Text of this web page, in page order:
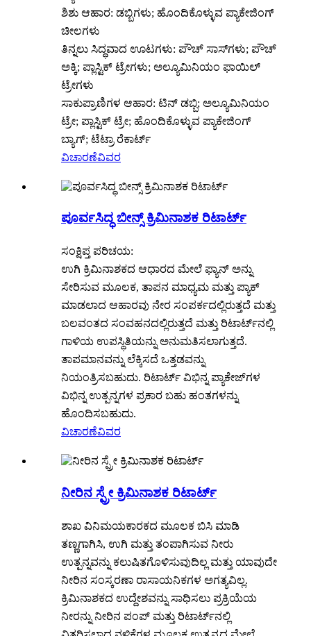
ಶಿಶು ಆಹಾರ: ಡಬ್ಬಿಗಳು; ಹೊಂದಿಕೊಳ್ಳುವ ಪ್ಯಾಕೇಜಿಂಗ್
ಚೀಲಗಳು
ತಿನ್ನಲು ಸಿದ್ಧವಾದ ಊಟಗಳು: ಪೌಚ್ ಸಾಸ್‌ಗಳು; ಪೌಚ್
ಅಕ್ಕಿ; ಪ್ಲಾಸ್ಟಿಕ್ ಟ್ರೇಗಳು; ಅಲ್ಯೂಮಿನಿಯಂ ಫಾಯಿಲ್
ಟ್ರೇಗಳು
ಸಾಕುಪ್ರಾಣಿಗಳ ಆಹಾರ: ಟಿನ್ ಡಬ್ಬಿ; ಅಲ್ಯೂಮಿನಿಯಂ
ಟ್ರೇ; ಪ್ಲಾಸ್ಟಿಕ್ ಟ್ರೇ; ಹೊಂದಿಕೊಳ್ಳುವ ಪ್ಯಾಕೇಜಿಂಗ್
ಬ್ಯಾಗ್; ಟೆಟ್ರಾ ರೆಕಾರ್ಟ್
ವಿಚಾರಣೆವಿವರ
ಪೂರ್ವಸಿದ್ಧ ಬೀನ್ಸ್ ಕ್ರಿಮಿನಾಶಕ ರಿಟಾರ್ಟ್
ಸಂಕ್ಷಿಪ್ತ ಪರಿಚಯ:
ಉಗಿ ಕ್ರಿಮಿನಾಶಕದ ಆಧಾರದ ಮೇಲೆ ಫ್ಯಾನ್ ಅನ್ನು
ಸೇರಿಸುವ ಮೂಲಕ, ತಾಪನ ಮಾಧ್ಯಮ ಮತ್ತು ಪ್ಯಾಕ್
ಮಾಡಲಾದ ಆಹಾರವು ನೇರ ಸಂಪರ್ಕದಲ್ಲಿರುತ್ತದೆ ಮತ್ತು
ಬಲವಂತದ ಸಂವಹನದಲ್ಲಿರುತ್ತದೆ ಮತ್ತು ರಿಟಾರ್ಟ್‌ನಲ್ಲಿ
ಗಾಳಿಯ ಉಪಸ್ಥಿತಿಯನ್ನು ಅನುಮತಿಸಲಾಗುತ್ತದೆ.
ತಾಪಮಾನವನ್ನು ಲೆಕ್ಕಿಸದೆ ಒತ್ತಡವನ್ನು
ನಿಯಂತ್ರಿಸಬಹುದು. ರಿಟಾರ್ಟ್ ವಿಭಿನ್ನ ಪ್ಯಾಕೇಜ್‌ಗಳ
ವಿಭಿನ್ನ ಉತ್ಪನ್ನಗಳ ಪ್ರಕಾರ ಬಹು ಹಂತಗಳನ್ನು
ಹೊಂದಿಸಬಹುದು.
ವಿಚಾರಣೆವಿವರ
ನೀರಿನ ಸ್ಪ್ರೇ ಕ್ರಿಮಿನಾಶಕ ರಿಟಾರ್ಟ್
ಶಾಖ ವಿನಿಮಯಕಾರಕದ ಮೂಲಕ ಬಿಸಿ ಮಾಡಿ
ತಣ್ಣಗಾಗಿಸಿ, ಉಗಿ ಮತ್ತು ತಂಪಾಗಿಸುವ ನೀರು
ಉತ್ಪನ್ನವನ್ನು ಕಲುಷಿತಗೊಳಿಸುವುದಿಲ್ಲ ಮತ್ತು ಯಾವುದೇ
ನೀರಿನ ಸಂಸ್ಕರಣಾ ರಾಸಾಯನಿಕಗಳ ಅಗತ್ಯವಿಲ್ಲ.
ಕ್ರಿಮಿನಾಶಕದ ಉದ್ದೇಶವನ್ನು ಸಾಧಿಸಲು ಪ್ರಕ್ರಿಯೆಯ
ನೀರನ್ನು ನೀರಿನ ಪಂಪ್ ಮತ್ತು ರಿಟಾರ್ಟ್‌ನಲ್ಲಿ